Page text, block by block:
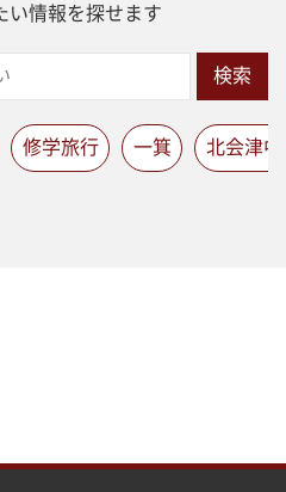
い情報を探せます
検索
修学旅行 一箕 北会津中